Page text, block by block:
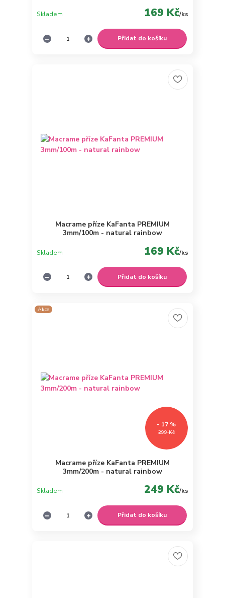
169 Kč/ks
Skladem
Přidat do košíku
Macrame příze KaFanta PREMIUM
3mm/100m - natural rainbow
169 Kč/ks
Skladem
Přidat do košíku
Akce
299 Kč
- 17 %
Macrame příze KaFanta PREMIUM
3mm/200m - natural rainbow
249 Kč/ks
Skladem
Přidat do košíku